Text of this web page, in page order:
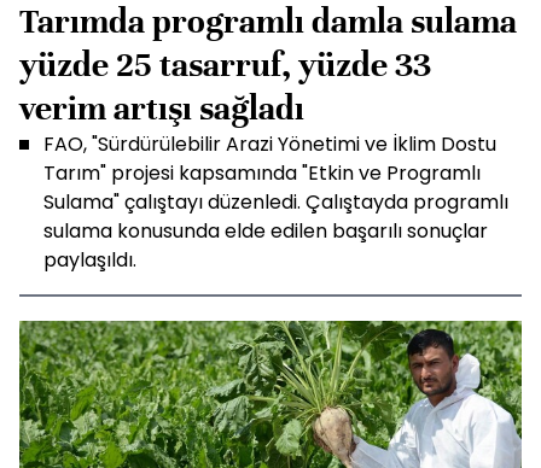
Tarımda programlı damla sulama
yüzde 25 tasarruf, yüzde 33
verim artışı sağladı
FAO, "Sürdürülebilir Arazi Yönetimi ve İklim Dostu
Tarım" projesi kapsamında "Etkin ve Programlı
Sulama" çalıştayı düzenledi. Çalıştayda programlı
sulama konusunda elde edilen başarılı sonuçlar
paylaşıldı.